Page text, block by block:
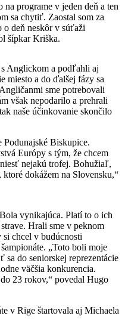
programe v jeden deň a ten
sa chytiť. Zaostal som za
o deň neskôr v súťaži
šípkar Kriška.
Anglickom a podľahli aj
miesto a do ďalšej fázy sa
sme potrebovali
však nepodarilo a prehrali
naše účinkovanie skončilo
Biskupice.
Európy s tým, že chcem
nejakú trofej. Bohužiaľ,
dokážem na Slovensku,“
vynikajúca. Platí to o ich
Hrali sme v peknom
chcel v budúcnosti
„Toto boli moje
do seniorskej reprezentácie
väčšia konkurencia.
23 rokov,“ povedal Hugo
v Rige štartovala aj Michaela